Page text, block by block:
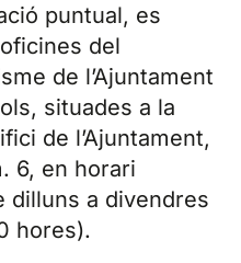
puntual, es
del
de l’Ajuntament
situades a la
de l’Ajuntament,
6, en horari
dilluns a divendres
hores).